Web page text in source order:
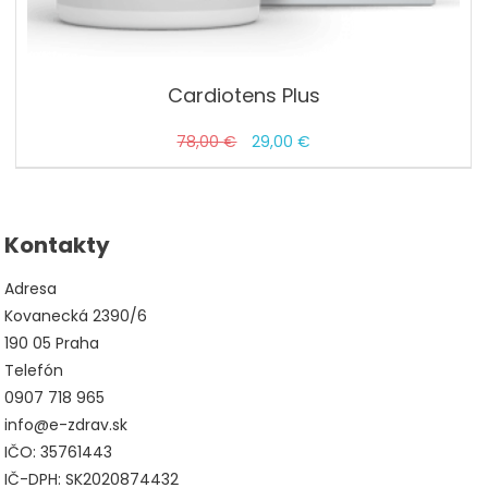
Cardiotens Plus
78,00€
Pôvodná
cena
29,00€
cena
Kontakty
Adresa
Kovanecká 2390/6
190 05 Praha
Telefón
0907 718 965
info@e-zdrav.sk
IČO: 35761443
IČ-DPH: SK2020874432